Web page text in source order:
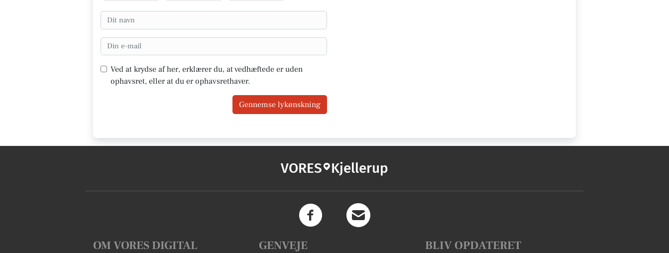
Ved at krydse af her, erklærer du, at vedhæftede er uden
ophavsret, eller at du er ophavsrethaver.
Gennemse lykønskning
VORES Kjellerup
OM VORES DIGITAL GENVEJE BLIV OPDATERET